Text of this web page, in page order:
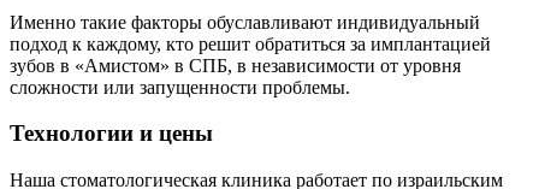
Именно такие факторы обуславливают индивидуальный
подход к каждому, кто решит обратиться за имплантацией
зубов в «Амистом» в СПБ, в независимости от уровня
сложности или запущенности проблемы.
Технологии и цены
Наша стоматологическая клиника работает по израильским